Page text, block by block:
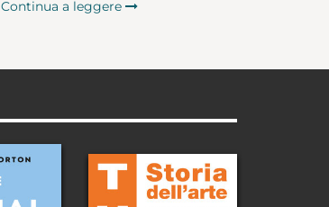
Continua a leggere